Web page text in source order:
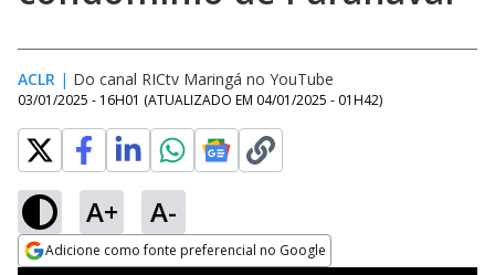
ACLR | Do canal RICtv Maringá no YouTube
03/01/2025 - 16H01 (ATUALIZADO EM 04/01/2025 - 01H42)
A+ A-
Adicione como fonte preferencial no Google